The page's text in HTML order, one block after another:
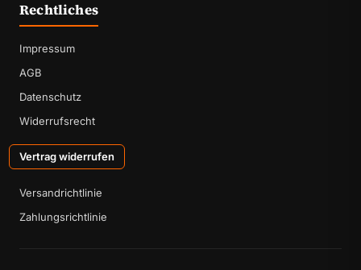
Rechtliches
Impressum
AGB
Datenschutz
Widerrufsrecht
Vertrag widerrufen
Versandrichtlinie
Zahlungsrichtlinie